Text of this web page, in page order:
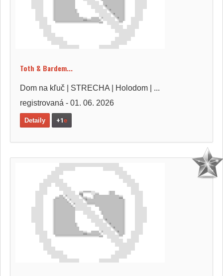
Toth & Bardem...
Dom na kľuč | STRECHA | Holodom | ...
registrovaná - 01. 06. 2026
Detaily +1e